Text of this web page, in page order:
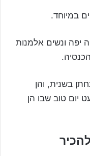
במיוחד.
יפה ונשים אלמנות
בשנית, והן
יום טוב שבו הן